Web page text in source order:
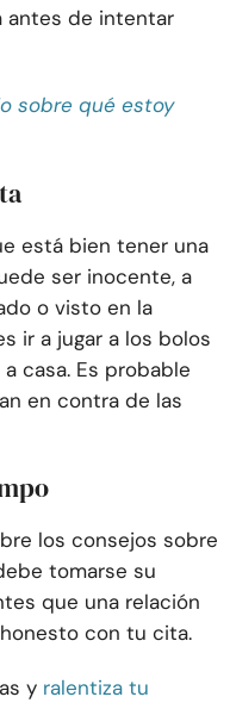
antes de intentar
sobre qué estoy
está bien tener una
ser inocente, a
o visto en la
ir a jugar a los bolos
casa. Es probable
en contra de las
los consejos sobre
tomarse su
que una relación
con tu cita.
y ralentiza tu